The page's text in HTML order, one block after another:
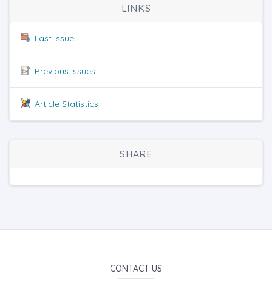
LINKS
Last issue
Previous issues
Article Statistics
SHARE
CONTACT US